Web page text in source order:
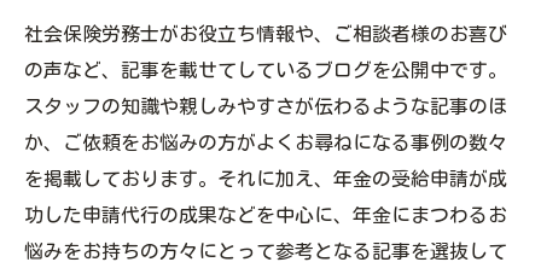
社会保険労務士がお役立ち情報や、ご相談者様のお喜び
の声など、記事を載せてしているブログを公開中です。
スタッフの知識や親しみやすさが伝わるような記事のほ
か、ご依頼をお悩みの方がよくお尋ねになる事例の数々
を掲載しております。それに加え、年金の受給申請が成
功した申請代行の成果などを中心に、年金にまつわるお
悩みをお持ちの方々にとって参考となる記事を選抜して